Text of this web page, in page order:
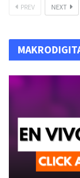
PREV NEXT